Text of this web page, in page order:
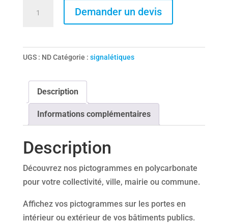
en
polycarbonate
Demander un devis
UGS : ND Catégorie : signalétiques
Description
Informations complémentaires
Description
Découvrez nos pictogrammes en polycarbonate
pour votre collectivité, ville, mairie ou commune.
Affichez vos pictogrammes sur les portes en
intérieur ou extérieur de vos bâtiments publics.